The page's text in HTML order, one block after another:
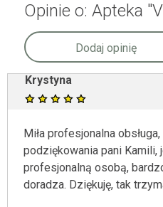
Opinie o: Apteka
Dodaj opinię
Krystyna
Miła profesjonalna
podziękowania pani Kamili,
profesjonalną osobą,
doradza. Dziękuję, tak